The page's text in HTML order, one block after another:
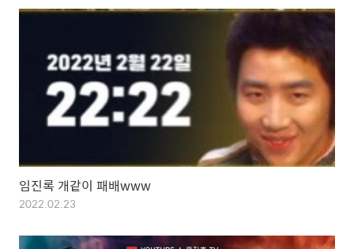
임진록 개같이 패배www
2022.02.23